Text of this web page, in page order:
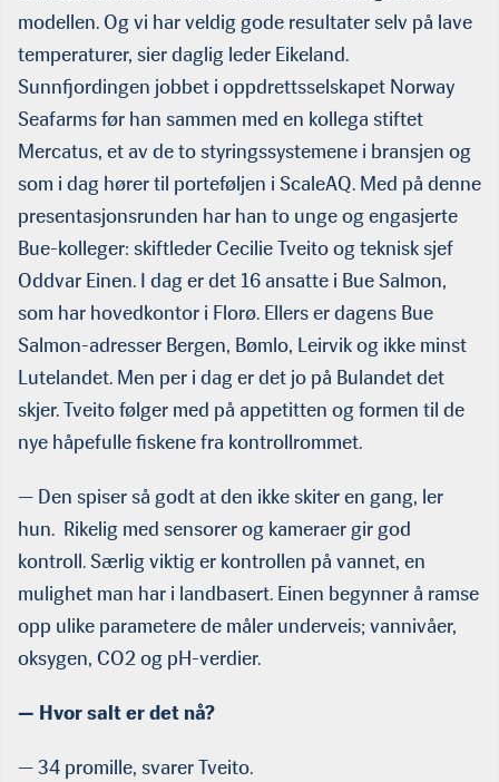
modellen. Og vi har veldig gode resultater selv på lave
temperaturer, sier daglig leder Eikeland.
Sunnfjordingen jobbet i oppdrettsselskapet Norway
Seafarms før han sammen med en kollega stiftet
Mercatus, et av de to styringssystemene i bransjen og
som i dag hører til porteføljen i ScaleAQ. Med på denne
presentasjonsrunden har han to unge og engasjerte
Bue-kolleger: skiftleder Cecilie Tveito og teknisk sjef
Oddvar Einen. I dag er det 16 ansatte i Bue Salmon,
som har hovedkontor i Florø. Ellers er dagens Bue
Salmon-adresser Bergen, Bømlo, Leirvik og ikke minst
Lutelandet. Men per i dag er det jo på Bulandet det
skjer. Tveito følger med på appetitten og formen til de
nye håpefulle fiskene fra kontrollrommet.
— Den spiser så godt at den ikke skiter en gang, ler
hun. Rikelig med sensorer og kameraer gir god
kontroll. Særlig viktig er kontrollen på vannet, en
mulighet man har i landbasert. Einen begynner å ramse
opp ulike parametere de måler underveis; vannivåer,
oksygen, CO2 og pH-verdier.
— Hvor salt er det nå?
— 34 promille, svarer Tveito.